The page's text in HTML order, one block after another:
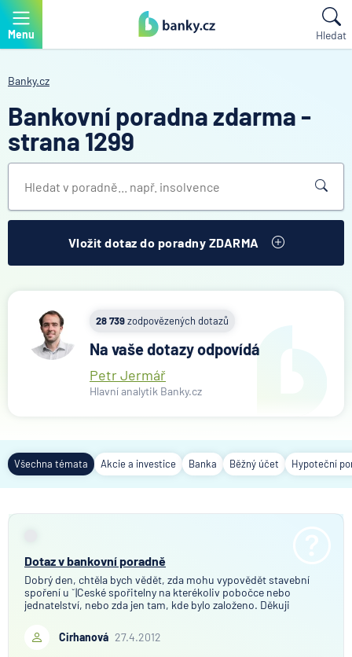
Menu Hledat
Banky.cz
Bankovní poradna zdarma -
strana 1299
Vložit dotaz do poradny ZDARMA
28 739zodpovězených dotazů
Na vaše dotazy odpovídá
Petr Jermář
Hlavní analytik Banky.cz
Všechna témata Akcie a investice Banka Běžný účet Hypoteční
Dotaz v bankovní poradně
Dobrý den, chtěla bych vědět, zda mohu vypovědět stavební
spoření u ˇ|Ceské spořitelny na kterékoliv pobočce nebo
jednatelství, nebo zda jen tam, kde bylo založeno. Děkuji
Cirhanová 27.4.2012